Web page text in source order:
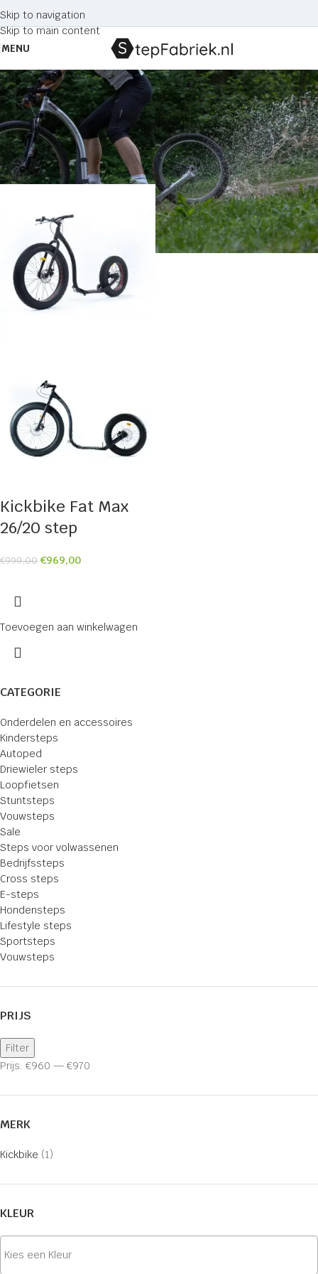
Skip to navigation
Skip to main content
MENU
Kickbike Max 26/20 step
CATEGORIE
Onderdelen en accessoires
Kindersteps
Autoped
Driewieler steps
Loopfietsen
Stuntsteps
Vouwsteps
Sale
Steps voor volwassenen
Bedrijfssteps
Cross steps
E-steps
Hondensteps
Lifestyle steps
Sportsteps
Vouwsteps
PRIJS
Filter
Prijs: €960 — €970
MERK
Kickbike (1)
KLEUR
Home Producten getagged “Kickbike Max 26/20 step”
Sale
Kickbike Fat Max
26/20 step
€999,00 €969,00
Toevoegen aan winkelwagen